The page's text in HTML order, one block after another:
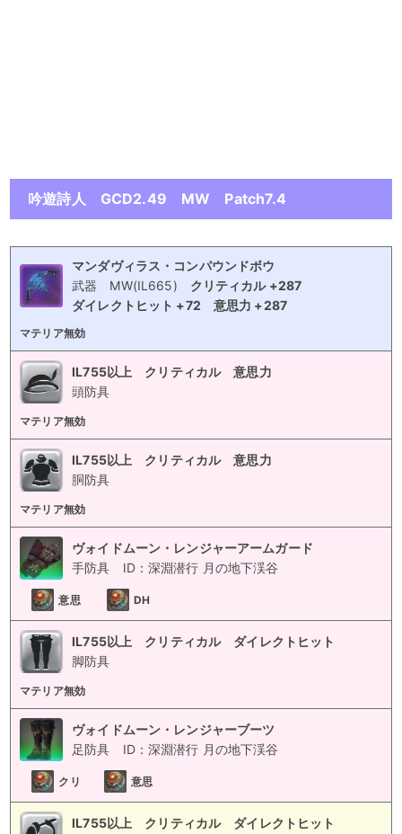
吟遊詩人 GCD2.49 MW Patch7.4
マンダヴィラス・コンパウンドボウ
武器
MW(IL665)
クリティカル +287
ダイレクトヒット +72
意思力 +287
マテリア無効
IL755以上 クリティカル 意思力
頭防具
マテリア無効
IL755以上 クリティカル 意思力
胴防具
マテリア無効
ヴォイドムーン・レンジャーアームガード
手防具
ID：深淵潜行 月の地下渓谷
意思 DH
IL755以上 クリティカル ダイレクトヒット
脚防具
マテリア無効
ヴォイドムーン・レンジャーブーツ
足防具
ID：深淵潜行 月の地下渓谷
クリ 意思
IL755以上 クリティカル ダイレクトヒット